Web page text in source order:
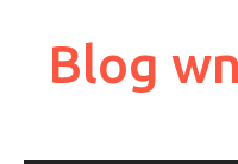
contentBlog